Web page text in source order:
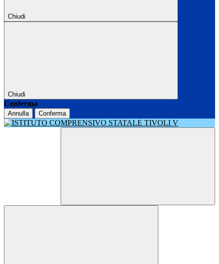
Chiudi
Chiudi
Conferma
Annulla Conferma